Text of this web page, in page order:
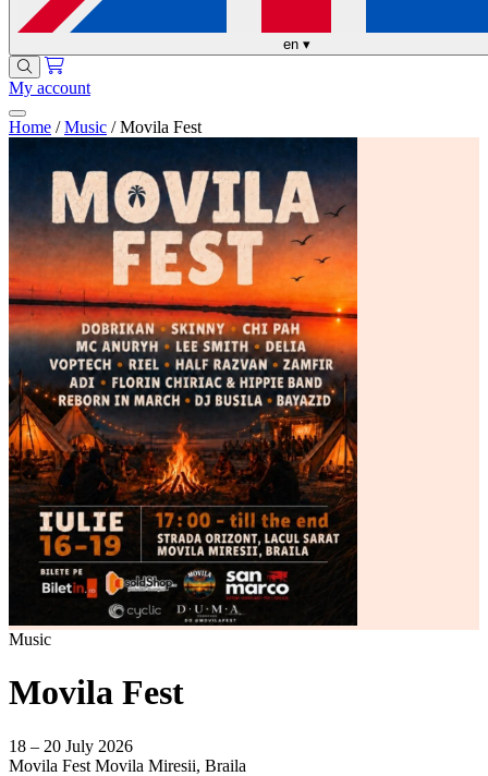
en ▾
My account
Home / Music / Movila Fest
Music
Movila Fest
18 – 20 July 2026
Movila Fest Movila Miresii, Braila